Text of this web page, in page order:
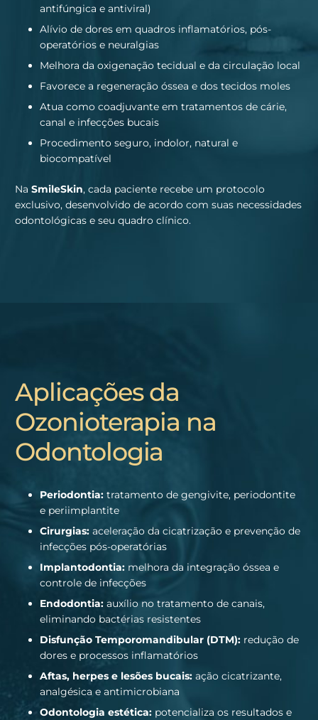
antifúngica e antiviral)
Alívio de dores em quadros inflamatórios, pós-
operatórios e neuralgias
Melhora da oxigenação tecidual e da circulação local
Favorece a regeneração óssea e dos tecidos moles
Atua como coadjuvante em tratamentos de cárie,
canal e infecções bucais
Procedimento seguro, indolor, natural e
biocompatível
Na SmileSkin, cada paciente recebe um protocolo
exclusivo, desenvolvido de acordo com suas necessidades
odontológicas e seu quadro clínico.
Aplicações da
Ozonioterapia na
Odontologia
Periodontia: tratamento de gengivite, periodontite
e periimplantite
Cirurgias: aceleração da cicatrização e prevenção de
infecções pós-operatórias
Implantodontia: melhora da integração óssea e
controle de infecções
Endodontia: auxílio no tratamento de canais,
eliminando bactérias resistentes
Disfunção Temporomandibular (DTM): redução de
dores e processos inflamatórios
Aftas, herpes e lesões bucais: ação cicatrizante,
analgésica e antimicrobiana
Odontologia estética: potencializa os resultados e